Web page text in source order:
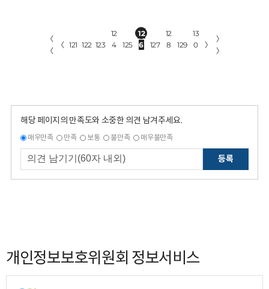
〈
〈
〈 121 122 123
12
4
125
12
6
127
12
8
129
13
0
〉
〉
〉
해당 페이지의 만족도와 소중한 의견 남겨주세요.
매우만족 만족 보통 불만족 매우불만족
등록
개인정보보호위원회 정보서비스